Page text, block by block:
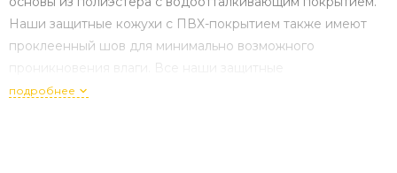
Наши защитные кожухи с ПВХ-покрытием также имеют
проклеенный шов для минимально возможного
проникновения влаги. Все наши защитные
приспособления для мебели позволяют мебели
подробнее